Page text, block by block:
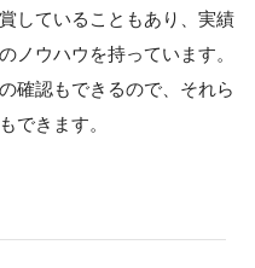
していることもあり、実績
ノウハウを持っています。
確認もできるので、それら
できます。